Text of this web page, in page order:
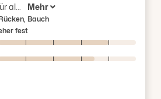
al...
Mehr
Bauch
fest